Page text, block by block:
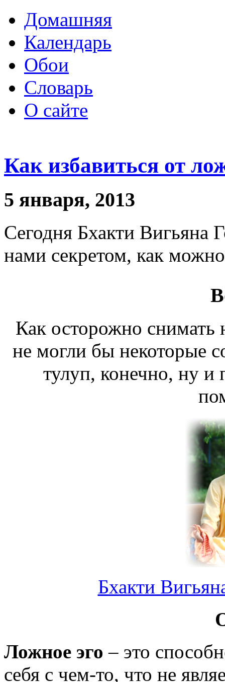
Домашняя
Календарь
Обои
Словарь
О сайте
Как избавиться от
5 января, 2013
Сегодня Бхакти Вигьяна
нами секретом, как
Как осторожно
не могли бы некоторые
тулуп, конечно, ну и
Бхакти
Ложное эго – это
себя с чем-то, что не